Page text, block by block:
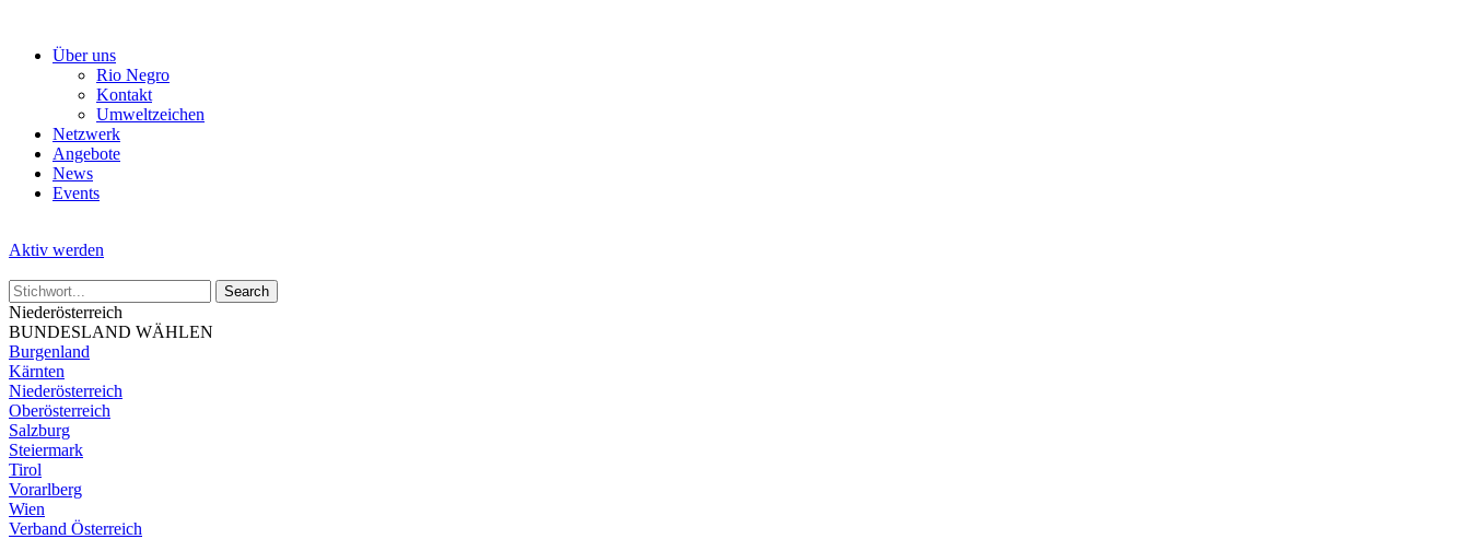
Über uns
Rio Negro
Kontakt
Umweltzeichen
Netzwerk
Angebote
News
Events
Aktiv werden
Niederösterreich
BUNDESLAND WÄHLEN
Burgenland
Kärnten
Niederösterreich
Oberösterreich
Salzburg
Steiermark
Tirol
Vorarlberg
Wien
Verband Österreich